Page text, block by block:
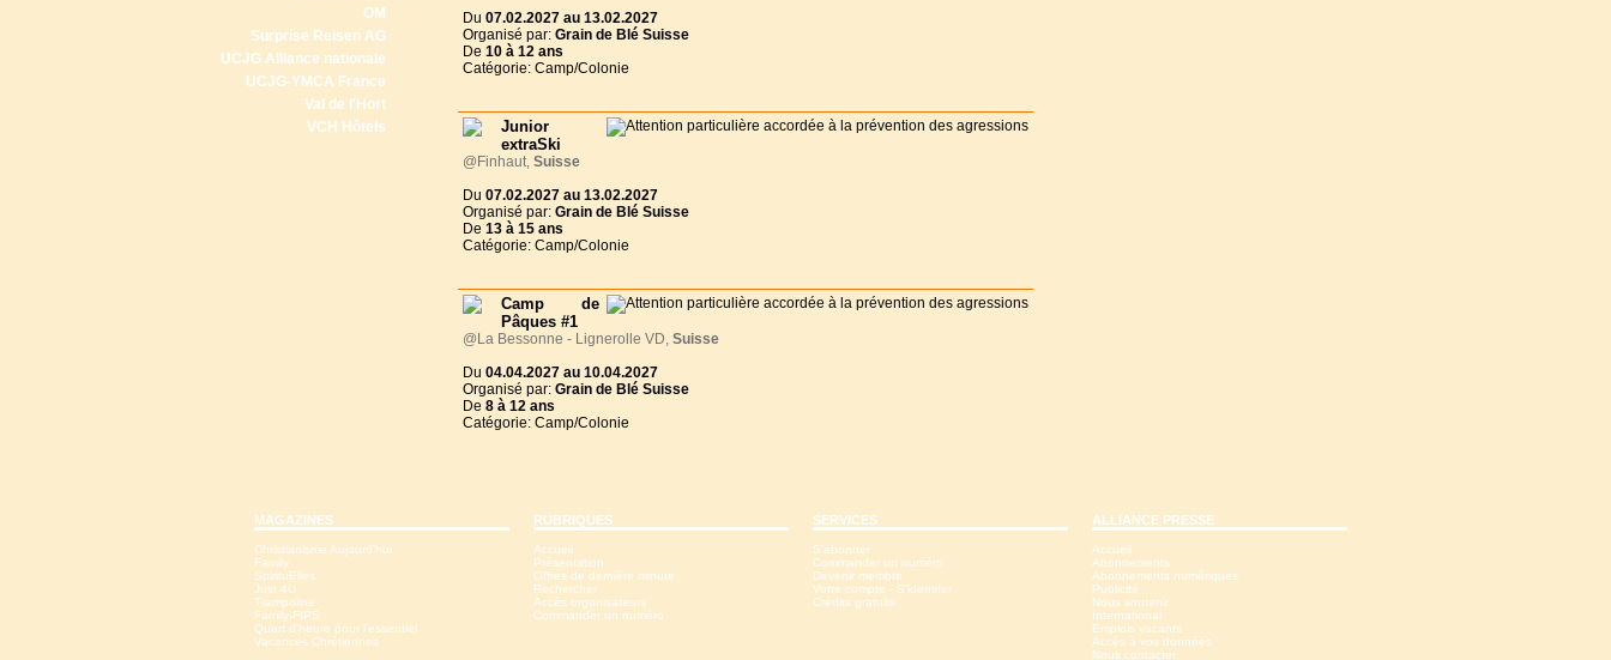
OM
Surprise Reisen AG
UCJG Alliance nationale
UCJG-YMCA France
Val de l'Hort
VCH Hôtels
Du 07.02.2027 au 13.02.2027
Organisé par: Grain de Blé Suisse
De 10 à 12 ans
Catégorie: Camp/Colonie
Junior
extraSki
@Finhaut, Suisse
Du 07.02.2027 au 13.02.2027
Organisé par: Grain de Blé Suisse
De 13 à 15 ans
Catégorie: Camp/Colonie
Camp de
Pâques #1
@La Bessonne - Lignerolle VD, Suisse
Du 04.04.2027 au 10.04.2027
Organisé par: Grain de Blé Suisse
De 8 à 12 ans
Catégorie: Camp/Colonie
MAGAZINES
Christianisme Aujourd'hui
Family
SpirituElles
Just 4U
Trampoline
Family-FIPS
Quart d'heure pour l'essentiel
Vacances Chrétiennes
RUBRIQUES
Accueil
Présentation
Offres de dernière minute
Rechercher
Accès organisateurs
Commander un numéro
SERVICES
S'abonner
Commander un numéro
Devenir membre
Votre compte - S'identifer
Crédits gratuits
ALLIANCE PRESSE
Accueil
Abonnements
Abonnements numériques
Publicité
Nous soutenir
International
Emplois vacants
Accès à vos données
Nous contacter